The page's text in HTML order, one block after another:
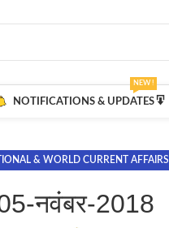
NOTIFICATIONS & UPDATES
NEW !
& WORLD CURRENT AFFAIRS
नवंबर-2018